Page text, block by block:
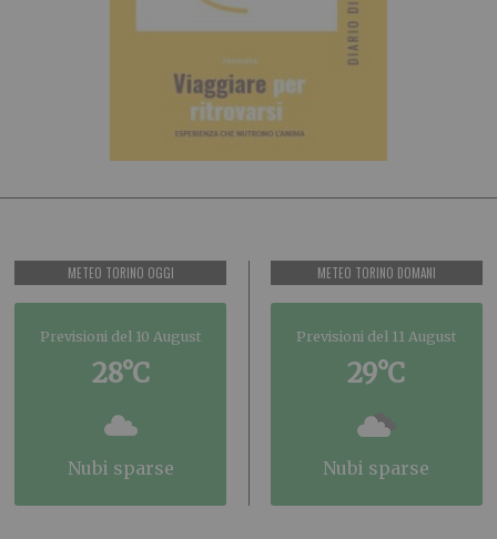
METEO TORINO OGGI
Previsioni del 10 August
28°C
nubi sparse
METEO TORINO DOMANI
Previsioni del 11 August
29°C
nubi sparse